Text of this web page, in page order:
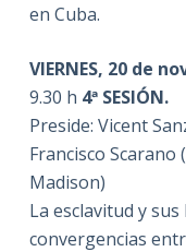
en Cuba.
VIERNES, 20 de
9.30 h 4ª SESIÓN.
Preside: Vicent
Francisco
Madison)
La esclavitud y
convergencias